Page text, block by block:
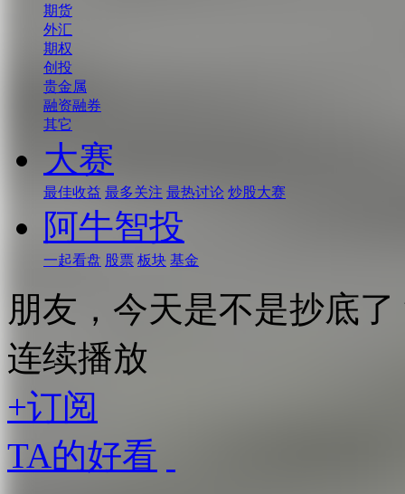
期货
外汇
期权
创投
贵金属
融资融券
其它
大赛
最佳收益 最多关注 最热讨论 炒股大赛
阿牛智投
一起看盘 股票 板块 基金
朋友，今天是不是抄底了
连续播放
+订阅
TA的好看